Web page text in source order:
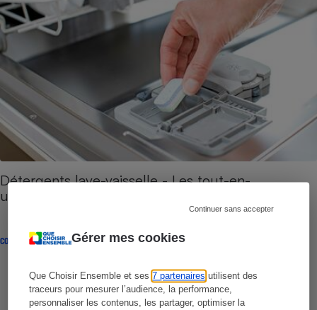
Gérer mes cookies
Que Choisir Ensemble et ses7 partenaires utilisent des
traceurs pour mesurer l’audience, la performance,
personnaliser les contenus, les partager, optimiser la
Continuer sans accepter
Détergents lave-vaisselle - Les tout-en-
un peuvent-ils tout faire ?
COMPARATIF